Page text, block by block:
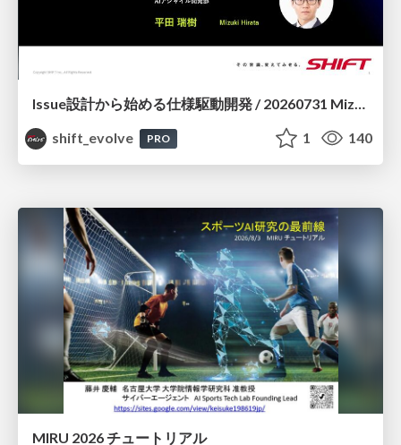
Issue設計から始める仕様駆動開発 / 20260731 Mizuki Hirata
shift_evolve
PRO 1 140
MIRU 2026 チュートリアル